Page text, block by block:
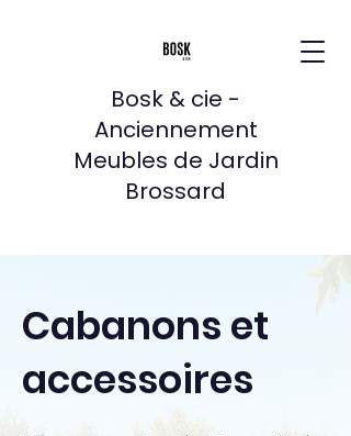
Bosk & cie -
Anciennement
Meubles de Jardin
Brossard
Cabanons et
accessoires